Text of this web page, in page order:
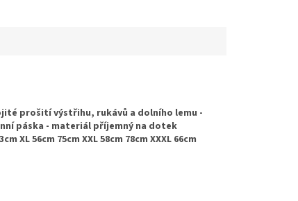
prošití výstřihu, rukávů a dolního lemu -
páska - materiál příjemný na dotek
XL 56cm 75cm XXL 58cm 78cm XXXL 66cm